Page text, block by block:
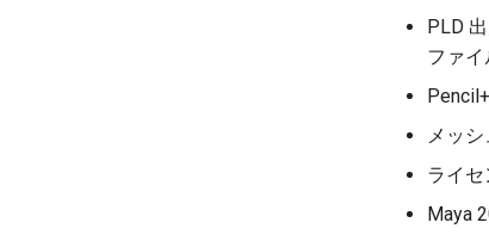
PLD
ファ
メッ
ライ
Maya